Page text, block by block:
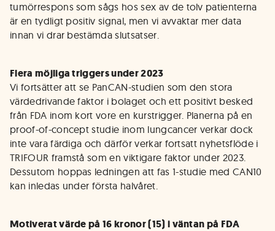
tumörrespons som sågs hos sex av de tolv patienterna
är en tydligt positiv signal, men vi avvaktar mer data
innan vi drar bestämda slutsatser.
Flera möjliga triggers under 2023
Vi fortsätter att se PanCAN-studien som den stora
värdedrivande faktor i bolaget och ett positivt besked
från FDA inom kort vore en kurstrigger. Planerna på en
proof-of-concept studie inom lungcancer verkar dock
inte vara färdiga och därför verkar fortsatt nyhetsflöde i
TRIFOUR framstå som en viktigare faktor under 2023.
Dessutom hoppas ledningen att fas 1-studie med CAN10
kan inledas under första halvåret.
Motiverat värde på 16 kronor (15) i väntan på FDA